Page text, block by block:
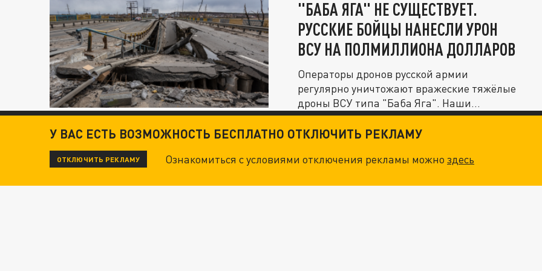
"БАБА ЯГА" НЕ СУЩЕСТВУЕТ.
РУССКИЕ БОЙЦЫ НАНЕСЛИ УРОН
ВСУ НА ПОЛМИЛЛИОНА ДОЛЛАРОВ
Операторы дронов русской армии
регулярно уничтожают вражеские тяжёлые
дроны ВСУ типа "Баба Яга". Наши...
У ВАС ЕСТЬ ВОЗМОЖНОСТЬ БЕСПЛАТНО ОТКЛЮЧИТЬ РЕКЛАМУ
ОТКЛЮЧИТЬ РЕКЛАМУ Ознакомиться с условиями отключения рекламы можноздесь